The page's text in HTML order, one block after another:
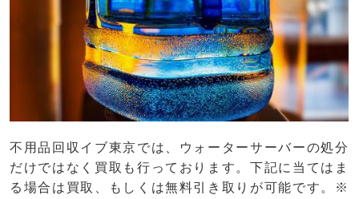
不用品回収イブ東京では、ウォーターサーバーの処分
だけではなく買取も行っております。下記に当てはま
る場合は買取、もしくは無料引き取りが可能です。※